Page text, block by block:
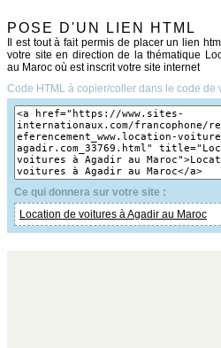
POSE D'UN LIEN HTML
Il est tout à fait permis de placer un lien
votre site en direction de la thématique
au Maroc où est inscrit votre site internet
Code HTML à copier/coller dans le code de
Ce qui donnera sur votre site :
Location de voitures à Agadir au Maroc